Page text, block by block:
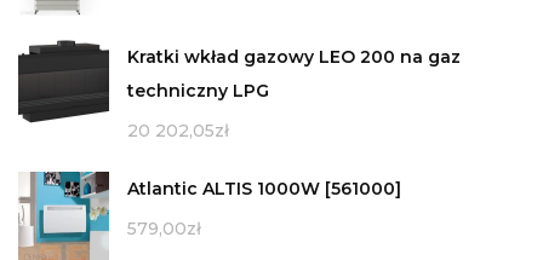
Kratki wkład gazowy LEO 200 na gaz
techniczny LPG
20 202,05zł
Atlantic ALTIS 1000W [561000]
579,00zł